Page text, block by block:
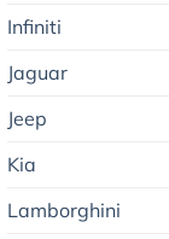
Infiniti
Jaguar
Jeep
Kia
Lamborghini